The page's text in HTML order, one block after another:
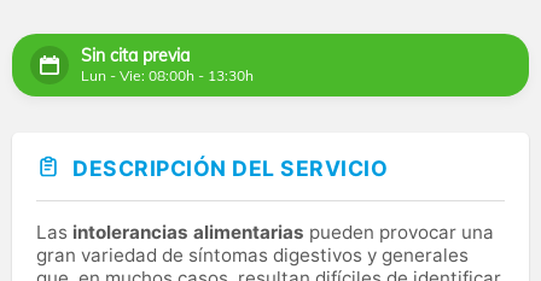
Sin cita previa
Lun - Vie: 08:00h - 13:30h
DESCRIPCIÓN DEL SERVICIO
Las intolerancias alimentarias pueden provocar una
gran variedad de síntomas digestivos y generales